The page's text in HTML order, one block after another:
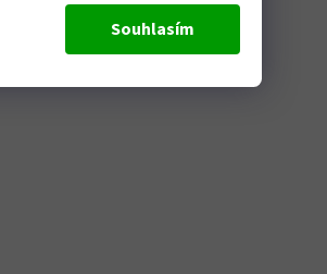
Souhlasím